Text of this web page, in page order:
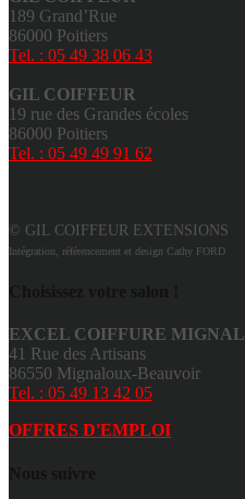
189 Grand’Rue
86000 Poitiers
Tel. : 05 49 38 06 43
GIL COIFFEUR
19 rue des Grandes écoles
86000 Poitiers
Tel. : 05 49 49 91 62
© GIL COIFFEUR EXTENSIONS
Intégration, référencement et design Cathy FORD
EXCEL COIFFURE
41 Rue des Artisans
86550 Mignaloux-Beauvoir
Tel. : 05 49 13 42 05
OFFRES D'EMPLOI